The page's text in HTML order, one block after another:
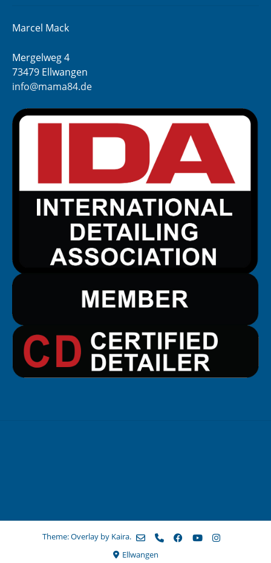
Marcel Mack
Mergelweg 4
73479 Ellwangen
info@mama84.de
Theme: Overlay by Kaira.
Ellwangen